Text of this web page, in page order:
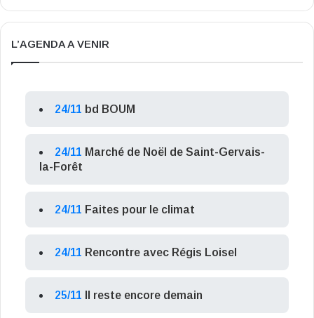
L’AGENDA A VENIR
24/11 bd BOUM
24/11 Marché de Noël de Saint-Gervais-
la-Forêt
24/11 Faites pour le climat
24/11 Rencontre avec Régis Loisel
25/11 Il reste encore demain